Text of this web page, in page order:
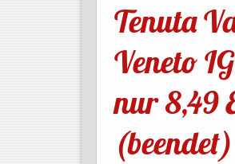
Tenuta
Veneto
nur 8,49
(beendet)